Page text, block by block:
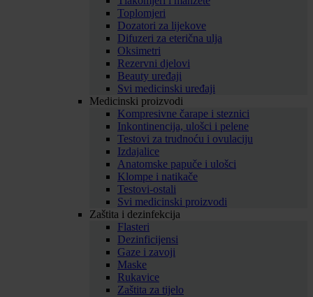
Toplomjeri
Dozatori za lijekove
Difuzeri za eterična ulja
Oksimetri
Rezervni djelovi
Beauty uređaji
Svi medicinski uređaji
Medicinski proizvodi
Kompresivne čarape i steznici
Inkontinencija, ulošci i pelene
Testovi za trudnoću i ovulaciju
Izdajalice
Anatomske papuče i ulošci
Klompe i natikače
Testovi-ostali
Svi medicinski proizvodi
Zaštita i dezinfekcija
Flasteri
Dezinficijensi
Gaze i zavoji
Maske
Rukavice
Zaštita za tijelo